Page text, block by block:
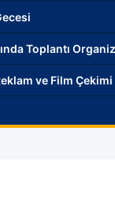
Toplantı
ve Film Çekimi